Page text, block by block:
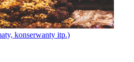
konserwanty itp.)